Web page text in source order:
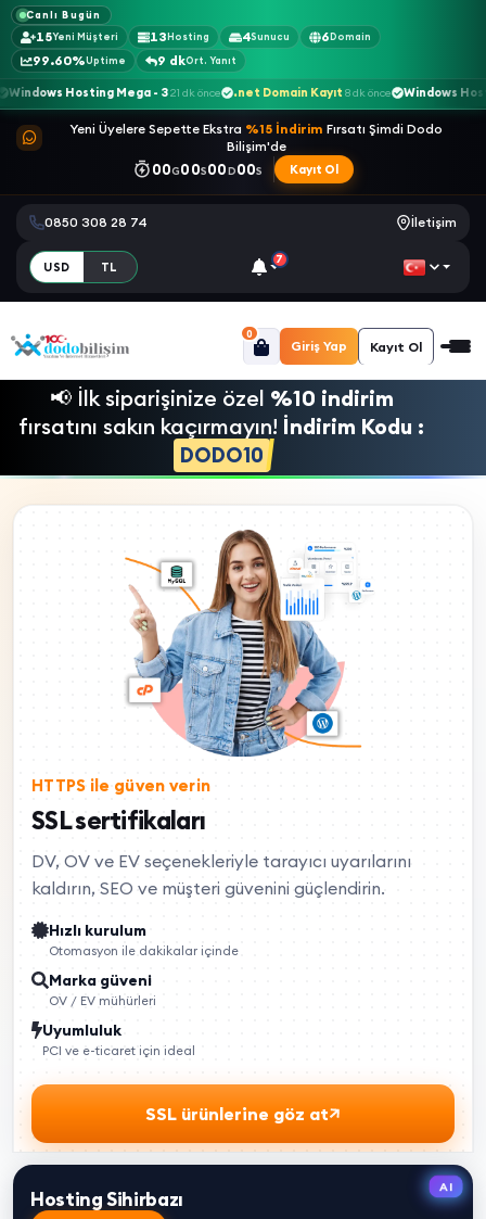
Canlı Bugün
15Yeni Müşteri 13Hosting 4Sunucu 6Domain
99.60%Uptime 9 dkOrt. Yanıt
Hosting Mega - 321 dk önce .net Domain Kayıt8 dk önce Windows Hosting
Yeni Üyelere Sepette Ekstra %15 İndirim Fırsatı Şimdi Dodo
Bilişim'de
00G00S00D00S Kayıt Ol
0850 308 28 74 İletişim
USD TL
7
0
Giriş Yap Kayıt Ol
📢 İlk siparişinize özel %10 indirim
fırsatını sakın kaçırmayın! İndirim Kodu :
DODO10
HTTPS ile güven verin
SSL sertifikaları
DV, OV ve EV seçenekleriyle tarayıcı uyarılarını
kaldırın, SEO ve müşteri güvenini güçlendirin.
Hızlı kurulum
Otomasyon ile dakikalar içinde
Marka güveni
OV / EV mühürleri
Uyumluluk
PCI ve e-ticaret için ideal
SSL ürünlerine göz at
AI
Hosting Sihirbazı